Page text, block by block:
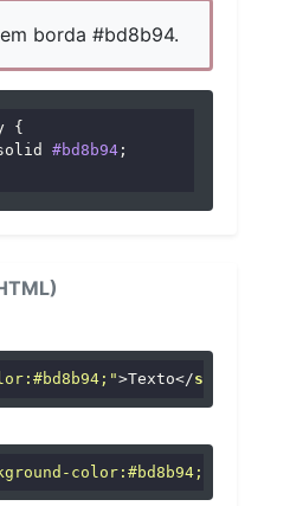
borda #bd8b94.
{
#bd8b94 ;
>Texto</span
color:#bd8b94;"